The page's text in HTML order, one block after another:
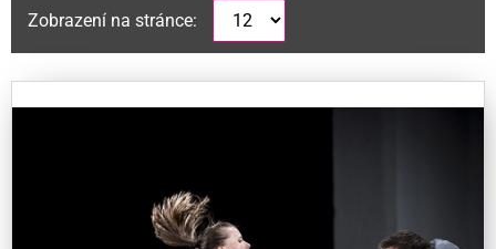
Zobrazení na stránce: